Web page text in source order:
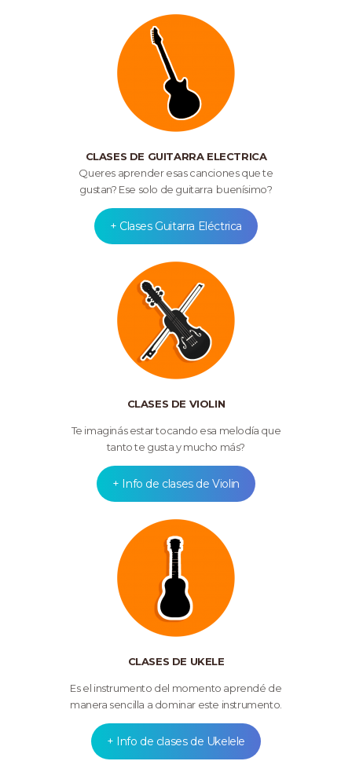
CLASES DE GUITARRA ELECTRICA
Queres aprender esas canciones que te
gustan? Ese solo de guitarra buenísimo?
+ Clases Guitarra Eléctrica
CLASES DE VIOLIN
Te imaginás estar tocando esa melodía que
tanto te gusta y mucho más?
+ Info de clases de Violin
CLASES DE UKELE
Es el instrumento del momento aprendé de
manera sencilla a dominar este instrumento.
+ Info de clases de Ukelele